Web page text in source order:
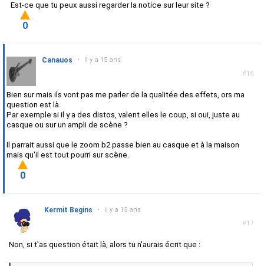
Est-ce que tu peux aussi regarder la notice sur leur site ?
0
#16
Canauos • il y a 15 ans
Bien sur mais ils vont pas me parler de la qualitée des effets, ors ma
question est là.
Par exemple si il y a des distos, valent elles le coup, si oui, juste au
casque ou sur un ampli de scène ?
Il parrait aussi que le zoom b2 passe bien au casque et à la maison
mais qu'il est tout pourri sur scène.
0
#17
Kermit Begins • il y a 15 ans
Non, si t'as question était là, alors tu n'aurais écrit que :